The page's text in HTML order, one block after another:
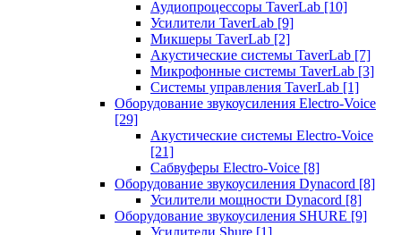
Аудиопроцессоры TaverLab [10]
Усилители TaverLab [9]
Микшеры TaverLab [2]
Акустические системы TaverLab [7]
Микрофонные системы TaverLab [3]
Системы управления TaverLab [1]
Оборудование звукоусиления Electro-Voice
[29]
Акустические системы Electro-Voice
[21]
Сабвуферы Electro-Voice [8]
Оборудование звукоусиления Dynacord [8]
Усилители мощности Dynacord [8]
Оборудование звукоусиления SHURE [9]
Усилители Shure [1]